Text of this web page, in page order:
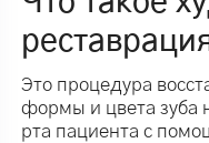
Это процедура
формы и цвета зуба
рта пациента с